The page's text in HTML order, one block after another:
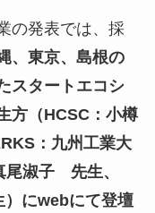
の発表では、採
、東京、島根の
スタートエコシ
方（HCSC：小樽
：九州工業大
淑子 先生、
にwebにて登壇